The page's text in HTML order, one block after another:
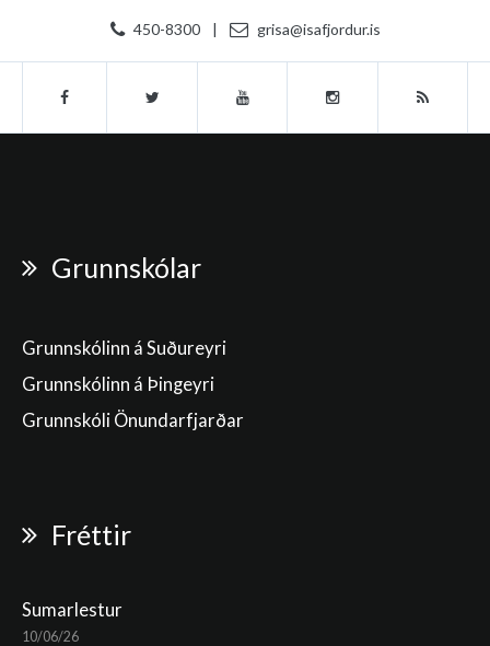
450-8300 | grisa@isafjordur.is
Grunnskólar
Grunnskólinn á Suðureyri
Grunnskólinn á Þingeyri
Grunnskóli Önundarfjarðar
Fréttir
Sumarlestur
10/06/26